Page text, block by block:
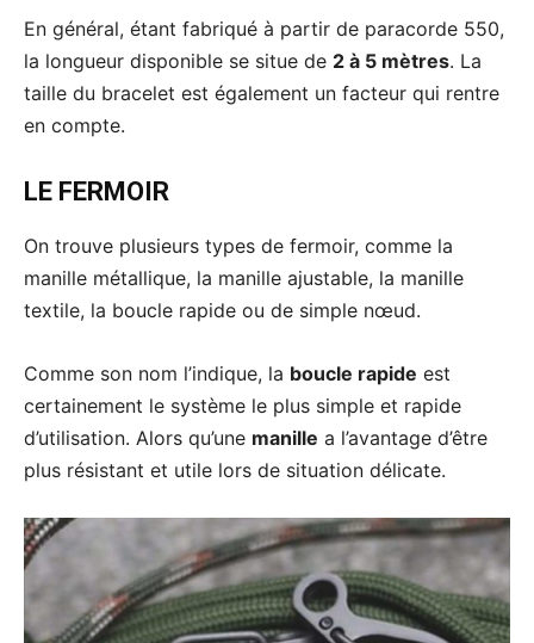
En général, étant fabriqué à partir de paracorde 550,
la longueur disponible se situe de 2 à 5 mètres. La
taille du bracelet est également un facteur qui rentre
en compte.
LE FERMOIR
On trouve plusieurs types de fermoir, comme la
manille métallique, la manille ajustable, la manille
textile, la boucle rapide ou de simple nœud.
Comme son nom l’indique, la boucle rapide est
certainement le système le plus simple et rapide
d’utilisation. Alors qu’une manille a l’avantage d’être
plus résistant et utile lors de situation délicate.